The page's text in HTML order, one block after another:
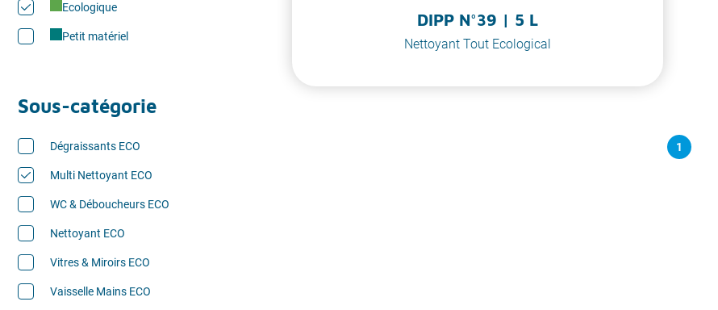
Ecologique
Petit matériel
Sous-catégorie
Dégraissants ECO
Multi Nettoyant ECO
WC & Déboucheurs ECO
Nettoyant ECO
Vitres & Miroirs ECO
Vaisselle Mains ECO
DIPP N°39 | 5 L
Nettoyant Tout Ecological
1